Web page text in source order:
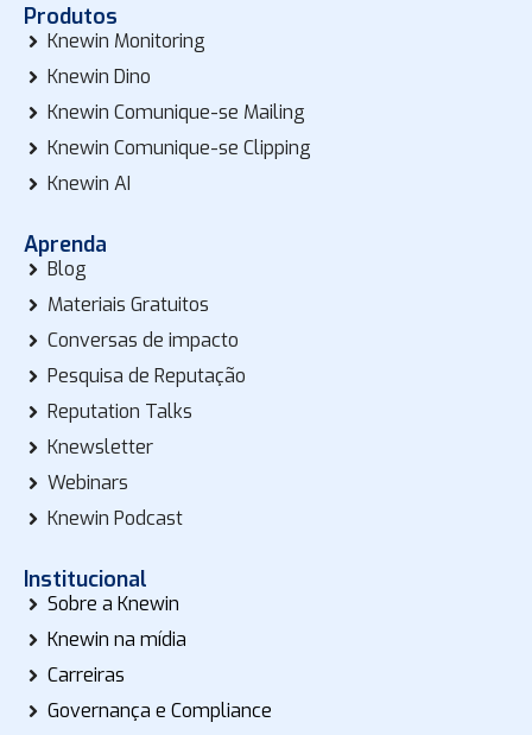
Produtos
Knewin Monitoring
Knewin Dino
Knewin Comunique-se Mailing
Knewin Comunique-se Clipping
Knewin AI
Aprenda
Blog
Materiais Gratuitos
Conversas de impacto
Pesquisa de Reputação
Reputation Talks
Knewsletter
Webinars
Knewin Podcast
Institucional
Sobre a Knewin
Knewin na mídia
Carreiras
Governança e Compliance